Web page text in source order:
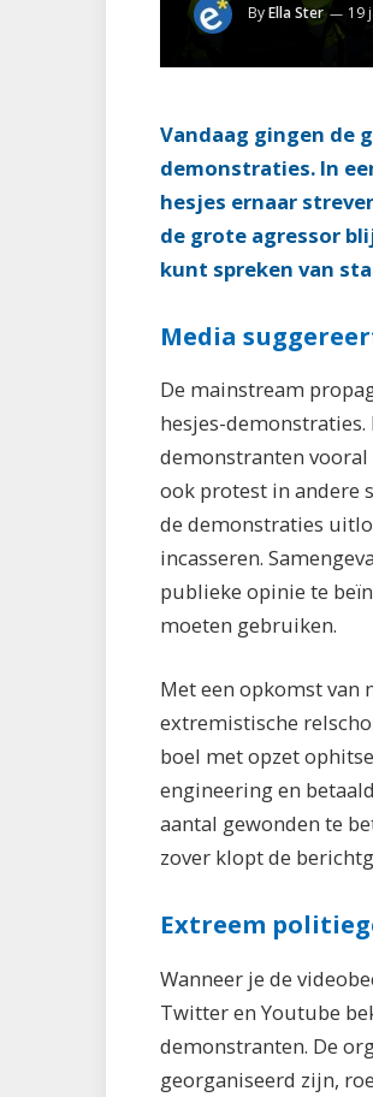
ByElla Ster 19
Vandaag gingen de
demonstraties. In
hesjes ernaar
de grote agressor
kunt spreken van
Media
De mainstream
hesjes-
demonstranten vooral
ook protest in andere
de demonstraties
incasseren.
publieke opinie te
moeten gebruiken.
Met een opkomst van
extremistische
boel met opzet
engineering en
aantal gewonden te
zover klopt de
Extreem
Wanneer je de
Twitter en Youtube
demonstranten. De
georganiseerd zijn,